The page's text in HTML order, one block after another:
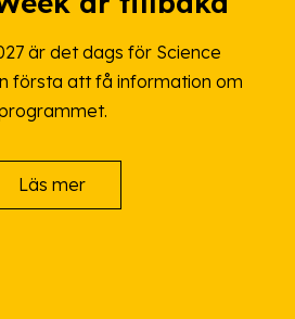
är det dags för Science
första att få information om
Läs mer